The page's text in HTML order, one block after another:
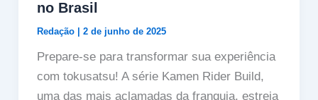
no Brasil
Redação 2 de junho de 2025
Prepare-se para transformar sua experiência
com tokusatsu! A série Kamen Rider Build,
uma das mais aclamadas da franquia, estreia